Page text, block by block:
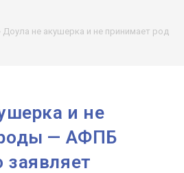
Доула не акушерка и не принимает роды
и не
— АФПБ